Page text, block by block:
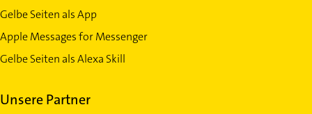
Gelbe Seiten als App
Apple Messages for Messenger
Gelbe Seiten als Alexa Skill
Unsere Partner